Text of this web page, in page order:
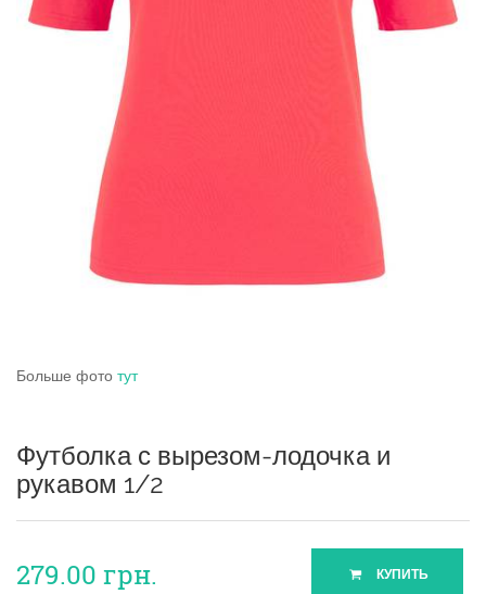
Больше фото тут
Футболка с вырезом-лодочка и
рукавом 1/2
279.00 грн. КУПИТЬ